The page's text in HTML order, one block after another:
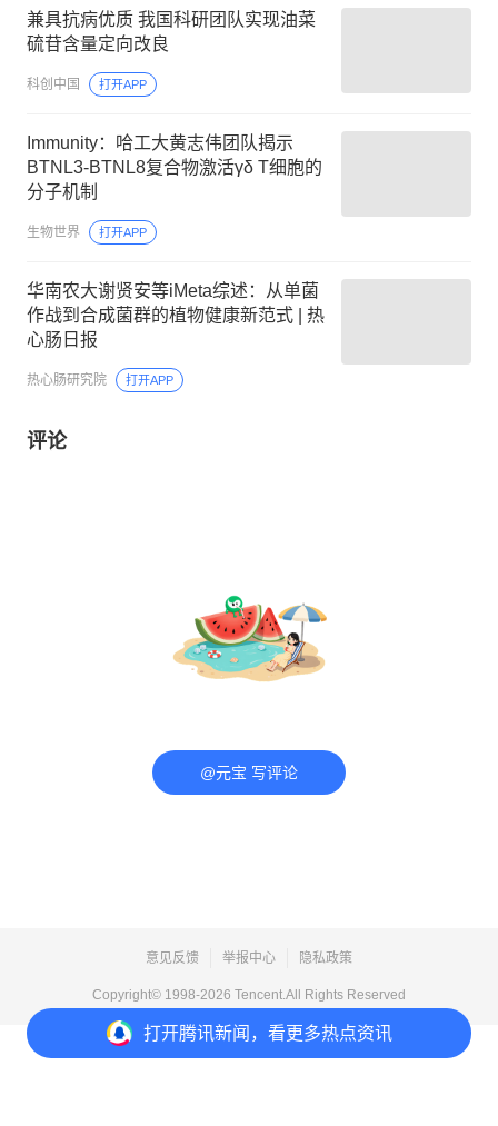
打开腾讯新闻，看更多热点资讯
兼具抗病优质 我国科研团队实现油菜
硫苷含量定向改良
科创中国 打开APP
Immunity：哈工大黄志伟团队揭示
BTNL3-BTNL8复合物激活γδ T细胞的
分子机制
生物世界 打开APP
华南农大谢贤安等iMeta综述：从单菌
作战到合成菌群的植物健康新范式 | 热
心肠日报
热心肠研究院 打开APP
评论
@元宝 写评论
意见反馈 举报中心 隐私政策
Copyright© 1998-2026 Tencent.All Rights Reserved